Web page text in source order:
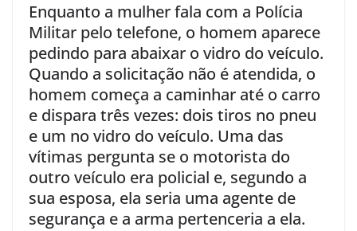
Enquanto a mulher fala com a Polícia
Militar pelo telefone, o homem aparece
pedindo para abaixar o vidro do veículo.
Quando a solicitação não é atendida, o
homem começa a caminhar até o carro
e dispara três vezes: dois tiros no pneu
e um no vidro do veículo. Uma das
vítimas pergunta se o motorista do
outro veículo era policial e, segundo a
sua esposa, ela seria uma agente de
segurança e a arma pertenceria a ela.